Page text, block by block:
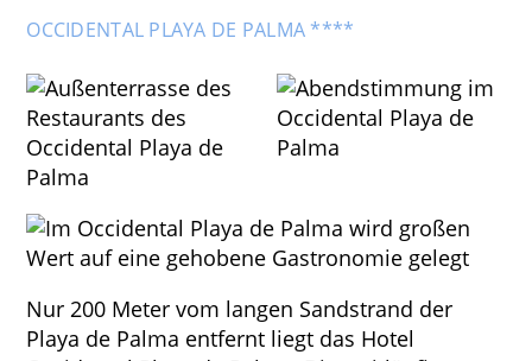
OCCIDENTAL PLAYA DE PALMA ****
Nur 200 Meter vom langen Sandstrand der
Playa de Palma entfernt liegt das Hotel